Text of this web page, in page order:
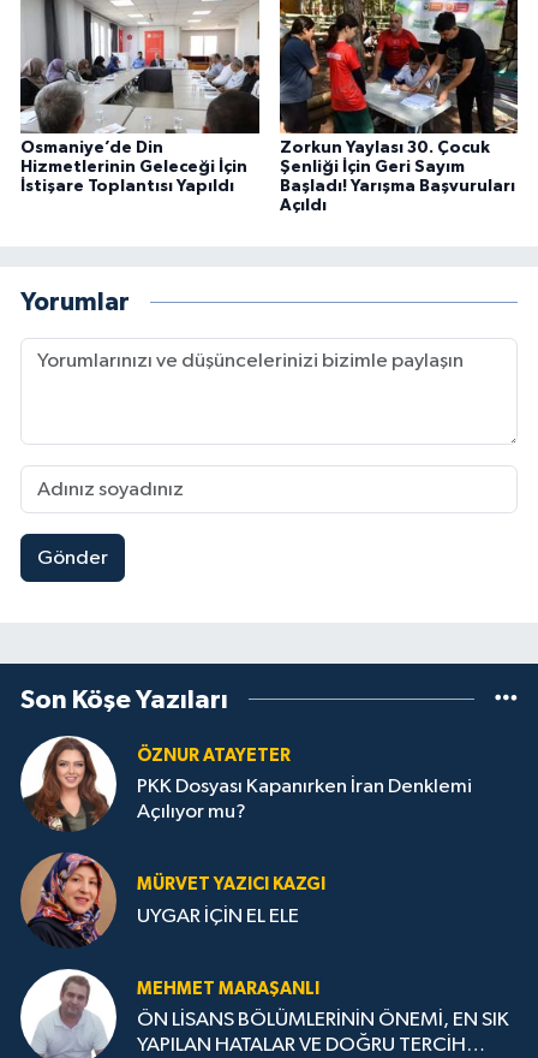
Osmaniye’de Din
Hizmetlerinin Geleceği İçin
İstişare Toplantısı Yapıldı
Zorkun Yaylası 30. Çocuk
Şenliği İçin Geri Sayım
Başladı! Yarışma Başvuruları
Açıldı
Yorumlar
Gönder
Son Köşe Yazıları
ÖZNUR ATAYETER
PKK Dosyası Kapanırken İran Denklemi
Açılıyor mu?
MÜRVET YAZICI KAZGI
UYGAR İÇİN EL ELE
MEHMET MARAŞANLI
ÖN LİSANS BÖLÜMLERİNİN ÖNEMİ, EN SIK
YAPILAN HATALAR VE DOĞRU TERCİH